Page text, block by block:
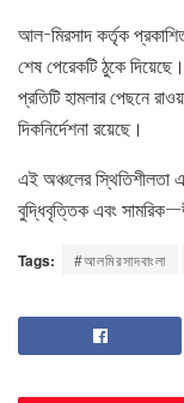
আল-মিরসাদ কর্তৃক
শেষ পেরেকটি ঠুকে
প্রতিটি হামলার পেছনে
দিকনির্দেশনা রয়েছে।
এই অঞ্চলের স্থিতিশীলতা
বুদ্ধিবৃত্তিক এবং
Tags: #আলমিরসাদবাংলা